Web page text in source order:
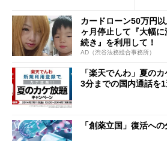
カードローン50万円
ヶ月停止して『大幅
続き』を利用して！
AD（渋谷法務総合事務所）
「楽天でんわ」夏の
3分までの国内通話を
「創薬立国」復活へ